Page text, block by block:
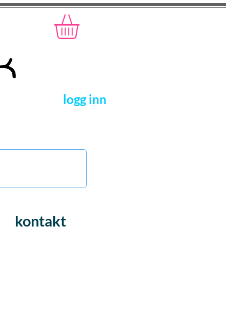
logg inn
kontakt